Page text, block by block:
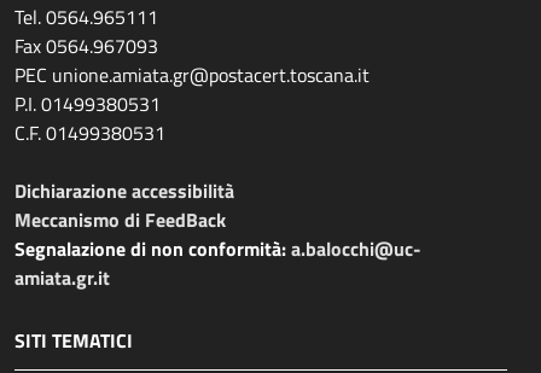
Tel. 0564.965111
Fax 0564.967093
PEC unione.amiata.gr@postacert.toscana.it
P.I. 01499380531
C.F. 01499380531
Dichiarazione accessibilità
Meccanismo di FeedBack
Segnalazione di non conformità:a.balocchi@uc-
amiata.gr.it
SITI TEMATICI